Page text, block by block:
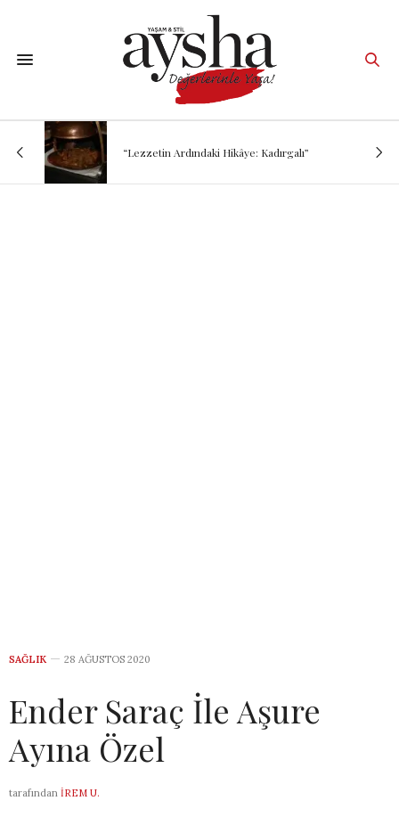
“Lezzetin Ardındaki Hikâye: Kadırgalı”
SAĞLIK 28 AĞUSTOS 2020
Ender Saraç İle Aşure
Ayına Özel
tarafından İREM U.